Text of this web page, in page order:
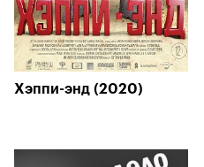
Хэппи-энд (2020)